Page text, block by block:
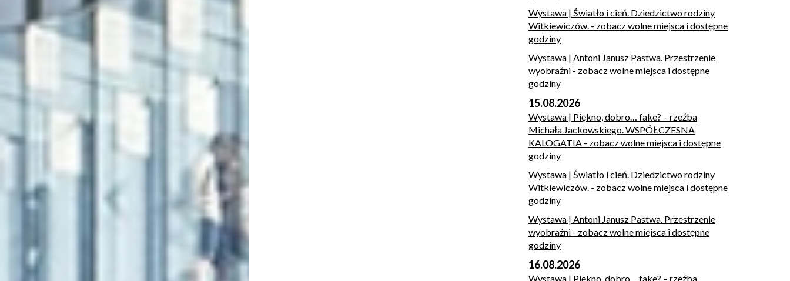
Wystawa | Światło i cień. Dziedzictwo rodziny
Witkiewiczów. - zobacz wolne miejsca i dostępne
godziny
Wystawa | Antoni Janusz Pastwa. Przestrzenie
wyobraźni - zobacz wolne miejsca i dostępne
godziny
15.08.2026
Wystawa | Piękno, dobro… fake? – rzeźba
Michała Jackowskiego. WSPÓŁCZESNA
KALOGATIA - zobacz wolne miejsca i dostępne
godziny
Wystawa | Światło i cień. Dziedzictwo rodziny
Witkiewiczów. - zobacz wolne miejsca i dostępne
godziny
Wystawa | Antoni Janusz Pastwa. Przestrzenie
wyobraźni - zobacz wolne miejsca i dostępne
godziny
16.08.2026
Wystawa | Piękno, dobro… fake? – rzeźba